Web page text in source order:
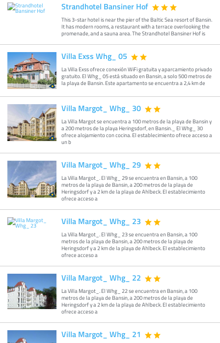
Strandhotel Bansiner Hof
This 3-star hotel is near the pier of the Baltic Sea resort of Bansin.
It has modern rooms, a restaurant with a terrace overlooking the
promenade, and a sauna area. The Strandhotel Bansiner Hof is
Villa Exss Whg_ 05
La Villa Exss ofrece conexión WiFi gratuita y aparcamiento privado
gratuito. El Whg_ 05 está situado en Bansin, a solo 500 metros de
la playa de Bansin. Este apartamento se encuentra a 2,4 km de
Villa Margot_ Whg_ 30
La Villa Margot se encuentra a 100 metros de la playa de Bansin y
a 200 metros de la playa Heringsdorf, en Bansin._ El Whg_ 30
ofrece alojamiento con cocina. El establecimiento ofrece acceso a
un b
Villa Margot_ Whg_ 29
La Villa Margot_. El Whg_ 29 se encuentra en Bansin, a 100
metros de la playa de Bansin, a 200 metros de la playa de
Heringsdorf y a 2 km de la playa de Ahlbeck. El establecimiento
ofrece acceso a
Villa Margot_ Whg_ 23
La Villa Margot_. El Whg_ 23 se encuentra en Bansin, a 100
metros de la playa de Bansin, a 200 metros de la playa de
Heringsdorf y a 2 km de la playa de Ahlbeck. El establecimiento
ofrece acceso a
Villa Margot_ Whg_ 22
La Villa Margot_. El Whg_ 22 se encuentra en Bansin, a 100
metros de la playa de Bansin, a 200 metros de la playa de
Heringsdorf y a 2 km de la playa de Ahlbeck. El establecimiento
ofrece acceso a
Villa Margot_ Whg_ 21